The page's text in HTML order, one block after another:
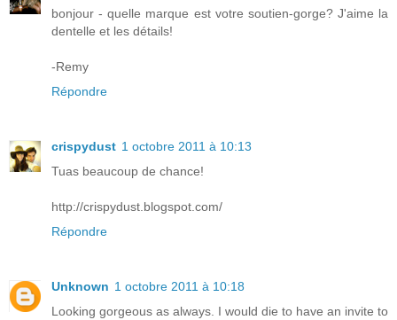
bonjour - quelle marque est votre soutien-gorge? J'aime la
dentelle et les détails!
-Remy
Répondre
crispydust 1 octobre 2011 à 10:13
Tuas beaucoup de chance!
http://crispydust.blogspot.com/
Répondre
Unknown 1 octobre 2011 à 10:18
Looking gorgeous as always. I would die to have an invite to